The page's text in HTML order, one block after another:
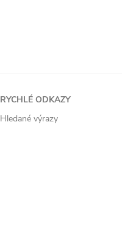
RYCHLÉ ODKAZY
Hledané výrazy